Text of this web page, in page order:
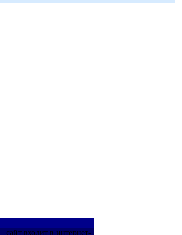
сайт входит в интернет-